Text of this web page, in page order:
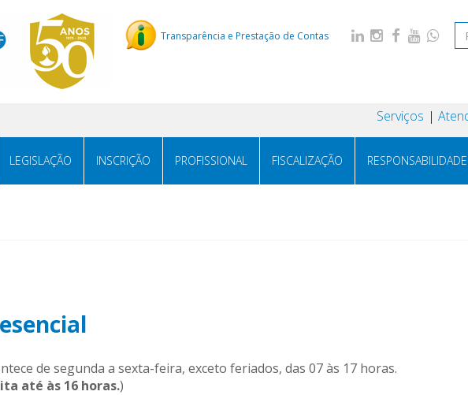
Transparência e Prestação de Contas
Serviços
LEGISLAÇÃO INSCRIÇÃO PROFISSIONAL FISCALIZAÇÃO
de segunda a sexta-feira, exceto feriados, das 07 às 17 horas.
até às 16 horas.)